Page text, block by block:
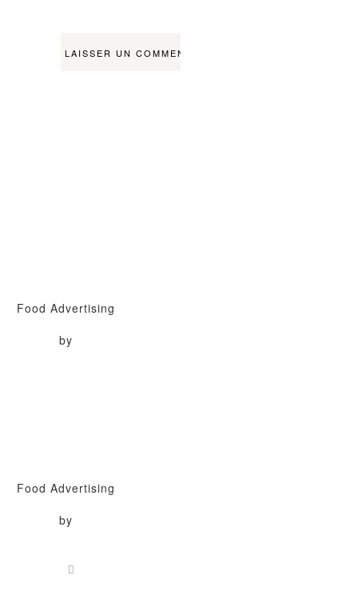
Food Advertising
by
Food Advertising
by